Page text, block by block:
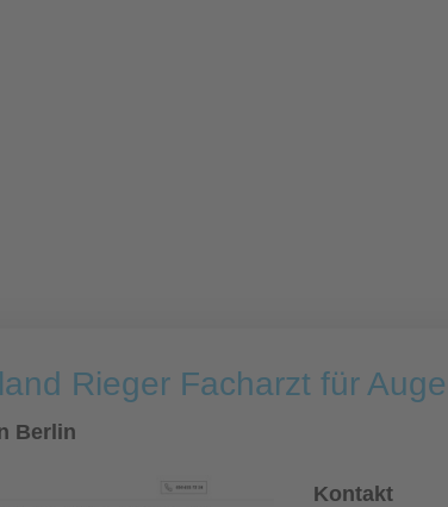
Rieger Facharzt für
Berlin
Kontakt